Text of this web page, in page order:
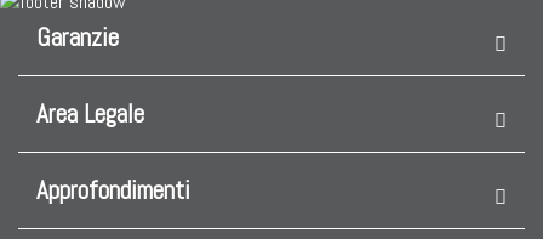
Garanzie
Area Legale
Approfondimenti